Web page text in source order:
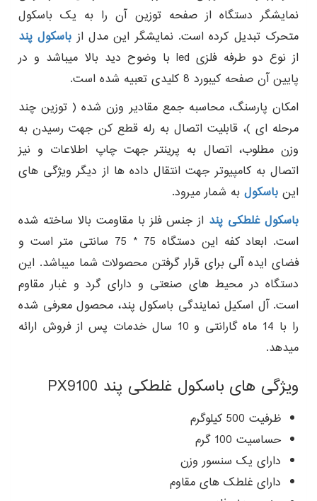
نمایشگر دستگاه از صفحه توزین آن را به یک باسکول
متحرک تبدیل کرده است. نمایشگر این مدل از باسکول پند
از نوع دو طرفه فلزی led با وضوح دید بالا میباشد و در
پایین آن صفحه کیبورد 8 کلیدی تعبیه شده است.
امکان پارسنگ، محاسبه جمع مقادیر وزن شده ( توزین چند
مرحله ای )، قابلیت اتصال به رله قطع کن جهت رسیدن به
وزن مطلوب، اتصال به پرینتر جهت چاپ اطلاعات و نیز
اتصال به کامپیوتر جهت انتقال داده ها از دیگر ویژگی های
این باسکول به شمار میرود.
باسکول غلطکی پند از جنس فلز با مقاومت بالا ساخته شده
است. ابعاد کفه این دستگاه 75 * 75 سانتی متر است و
فضای ایده آلی برای قرار گرفتن محصولات شما میباشد. این
دستگاه در محیط های صنعتی و دارای گرد و غبار مقاوم
است. آل اسکیل نمایندگی باسکول پند، محصول معرفی شده
را با 14 ماه گارانتی و 10 سال خدمات پس از فروش ارائه
میدهد.
ویژگی های باسکول غلطکی پند PX9100
ظرفیت 500 کیلوگرم
حساسیت 100 گرم
دارای یک سنسور وزن
دارای غلطک های مقاوم